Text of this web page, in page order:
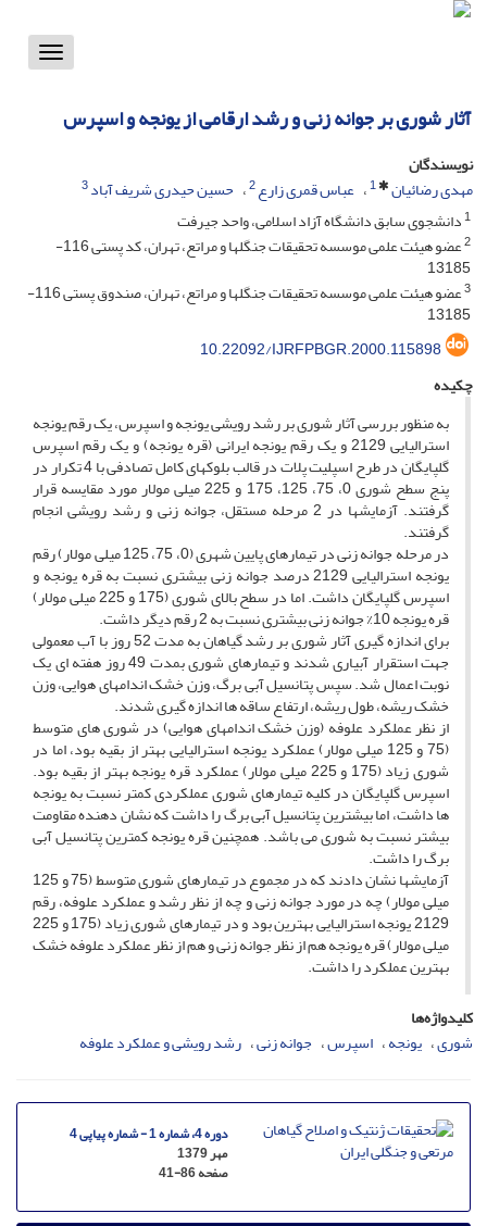
Toggle
آثار شوری بر جوانه زنی و رشد ارقامی از یونجه و اسپرس
نویسندگان
مهدی رضائیان
1 عباس قمری زارع2 حسین حیدری شریف آباد3
1دانشجوی سابق دانشگاه آزاد اسلامی، واحد جیرفت
2 عضو هیئت علمی موسسه تحقیقات جنگلها و مراتع، تهران، کد پستی 116-
13185
3 عضو هیئت علمی موسسه تحقیقات جنگلها و مراتع، تهران، صندوق پستی 116-
13185
10.22092/IJRFPBGR.2000.115898
چکیده
به منظور بررسی آثار شوری بر رشد رویشی یونجه و اسپرس، یک رقم یونجه
استرالیایی 2129 و یک رقم یونجه ایرانی (قره یونجه) و یک رقم اسپرس
گلپایگان در طرح اسپلیت پلات در قالب بلوکهای کامل تصادفی با 4 تکرار در
پنج سطح شوری 0، 75، 125، 175 و 225 میلی مولار مورد مقایسه قرار
گرفتند. آزمایشها در 2 مرحله مستقل، جوانه زنی و رشد رویشی انجام
گرفتند.
در مرحله جوانه زنی در تیمارهای پایین شهری (0، 75، 125 میلی مولار) رقم
یونجه استرالیایی 2129 درصد جوانه زنی بیشتری نسبت به قره یونجه و
اسپرس گلپایگان داشت. اما در سطح بالای شوری (175 و 225 میلی مولار)
قره یونجه 10% جوانه زنی بیشتری نسبت به 2 رقم دیگر داشت.
برای اندازه گیری آثار شوری بر رشد گیاهان به مدت 52 روز با آب معمولی
جهت استقرار آبیاری شدند و تیمارهای شوری بمدت 49 روز هفته ای یک
نوبت اعمال شد. سپس پتانسیل آبی برگ، وزن خشک اندامهای هوایی، وزن
خشک ریشه، طول ریشه، ارتفاع ساقه ها اندازه گیری شدند.
از نظر عملکرد علوفه (وزن خشک اندامهای هوایی) در شوری های متوسط
(75 و 125 میلی مولار) عملکرد یونجه استرالیایی بهتر از بقیه بود، اما در
شوری زیاد (175 و 225 میلی مولار) عملکرد قره یونجه بهتر از بقیه بود.
اسپرس گلپایگان در کلیه تیمارهای شوری عملکردی کمتر نسبت به یونجه
ها داشت، اما بیشترین پتانسیل آبی برگ را داشت که نشان دهنده مقاومت
بیشتر نسبت به شوری می باشد. همچنین قره یونجه کمترین پتانسیل آبی
برگ را داشت.
آزمایشها نشان دادند که در مجموع در تیمارهای شوری متوسط (75 و 125
میلی مولار) چه در مورد جوانه زنی و چه از نظر رشد و عملکرد علوفه، رقم
2129 یونجه استرالیایی بهترین بود و در تیمارهای شوری زیاد (175 و 225
میلی مولار) قره یونجه هم از نظر جوانه زنی و هم از نظر عملکرد علوفه خشک
بهترین عملکرد را داشت.
کلیدواژه‌ها
شوری یونجه اسپرس جوانه زنی رشد رویشی و عملکرد علوفه
دوره 4، شماره 1 - شماره پیاپی 4
مهر 1379
صفحه41-86